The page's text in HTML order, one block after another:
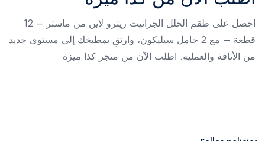
احصل على طقم الحلل الجرانيت ريترو لاين من ماستر – 12
قطعة – مع 2 حامل سيليكون، وارتقِ بمطبخك إلى مستوى جديد
من الأناقة والعملية. اطلب الآن من متجر كذا ميزة